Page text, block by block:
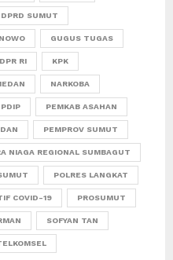
DPRD SUMUT
GUGUS TUGAS
RI KPK
NARKOBA
PDIP PEMKAB ASAHAN
PEMPROV SUMUT
NIAGA REGIONAL SUMBAGUT
POLRES LANGKAT
COVID-19 PROSUMUT
SOFYAN TAN